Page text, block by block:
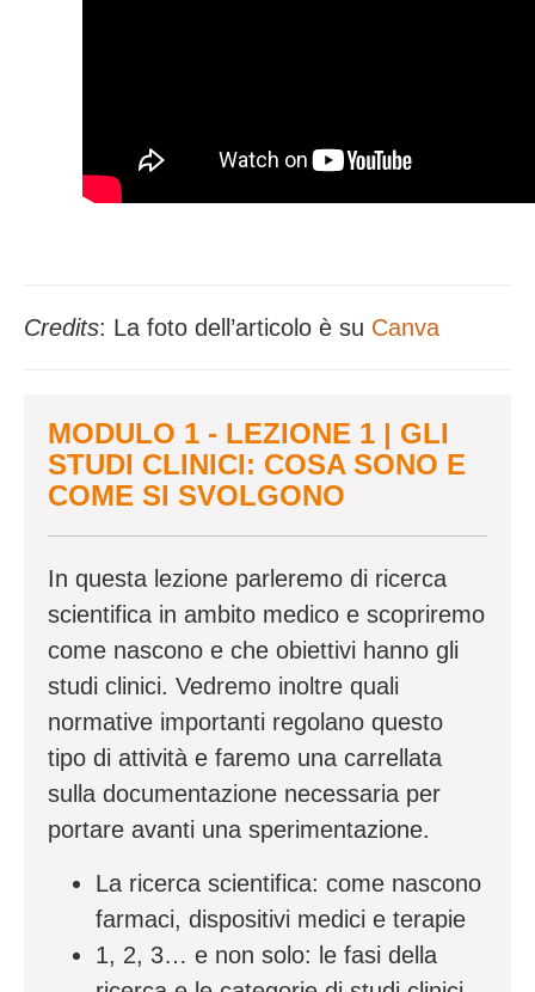
Credits: La foto dell’articolo è su Canva
MODULO 1 - LEZIONE 1 | GLI
STUDI CLINICI: COSA SONO E
COME SI SVOLGONO
In questa lezione parleremo di ricerca
scientifica in ambito medico e scopriremo
come nascono e che obiettivi hanno gli
studi clinici. Vedremo inoltre quali
normative importanti regolano questo
tipo di attività e faremo una carrellata
sulla documentazione necessaria per
portare avanti una sperimentazione.
La ricerca scientifica: come nascono
farmaci, dispositivi medici e terapie
1, 2, 3… e non solo: le fasi della